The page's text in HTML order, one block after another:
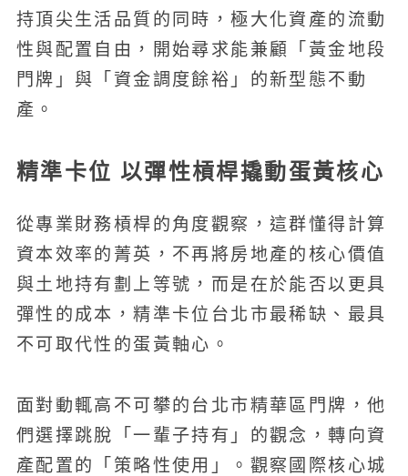
持頂尖生活品質的同時，極大化資產的流動
性與配置自由，開始尋求能兼顧「黃金地段
門牌」與「資金調度餘裕」的新型態不動
產。
精準卡位 以彈性槓桿撬動蛋黃核心
從專業財務槓桿的角度觀察，這群懂得計算
資本效率的菁英，不再將房地產的核心價值
與土地持有劃上等號，而是在於能否以更具
彈性的成本，精準卡位台北市最稀缺、最具
不可取代性的蛋黃軸心。
面對動輒高不可攀的台北市精華區門牌，他
們選擇跳脫「一輩子持有」的觀念，轉向資
產配置的「策略性使用」。觀察國際核心城